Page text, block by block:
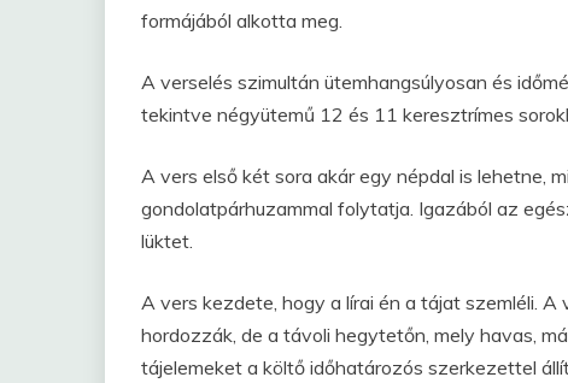
formájából alkotta meg.
A verselés szimultán ütemhangsúlyosan és
tekintve négyütemű 12 és 11 keresztrímes
A vers első két sora akár egy népdal is lehetne,
gondolatpárhuzammal folytatja. Igazából az
lüktet.
A vers kezdete, hogy a lírai én a tájat szemléli.
hordozzák, de a távoli hegytetőn, mely havas,
tájelemeket a költő időhatározós szerkezettel